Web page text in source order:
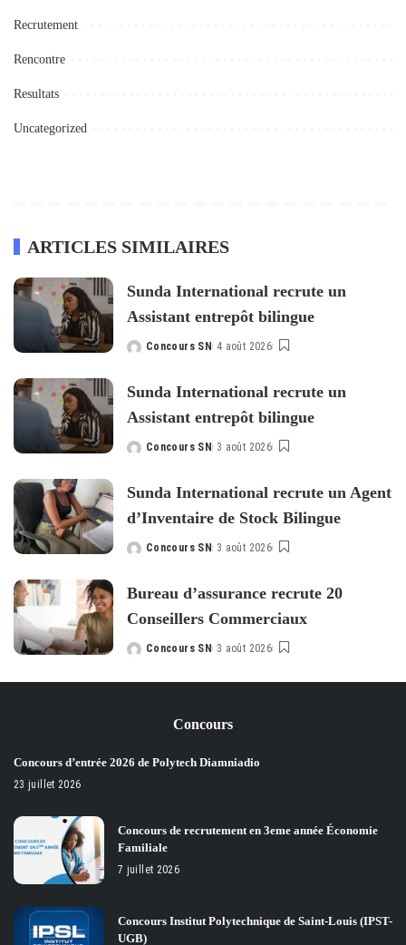
Recrutement
Rencontre
Resultats
Uncategorized
ARTICLES SIMILAIRES
Sunda International recrute un
Assistant entrepôt bilingue
Posted
Concours SN 4 août 2026
Sunda International recrute un
Assistant entrepôt bilingue
Posted
Concours SN 3 août 2026
Sunda International recrute un Agent
d’Inventaire de Stock Bilingue
Posted
Concours SN 3 août 2026
Bureau d’assurance recrute 20
Conseillers Commerciaux
Posted
Concours SN 3 août 2026
Concours
Concours d’entrée 2026 de Polytech Diamniadio
23 juillet 2026
Concours de recrutement en 3eme année Économie
Familiale
7 juillet 2026
Concours Institut Polytechnique de Saint-Louis (IPST-
UGB)